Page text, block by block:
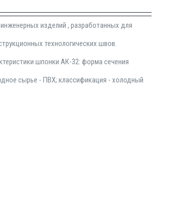
изделий , разработанных для
технологических швов.
шпонки АК-32: форма сечения
сырье - ПВХ; классификация - холодный